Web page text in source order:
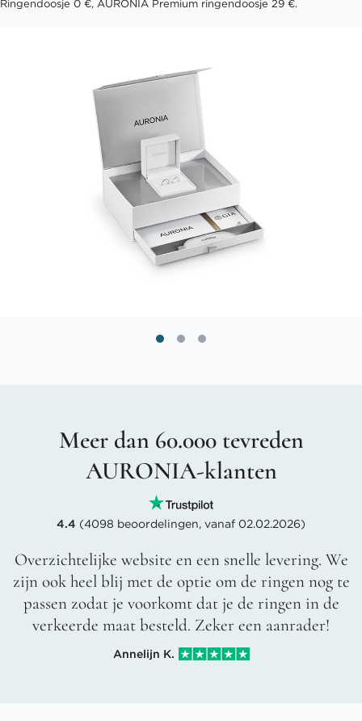
Ringendoosje 0 €, AURONIA Premium ringendoosje 29 €.
Meer dan 60.000 tevreden
AURONIA-klanten
4.4 (4098 beoordelingen, vanaf 02.02.2026)
Overzichtelijke website en een snelle levering. We
zijn ook heel blij met de optie om de ringen nog te
passen zodat je voorkomt dat je de ringen in de
verkeerde maat besteld. Zeker een aanrader!
Annelijn K.